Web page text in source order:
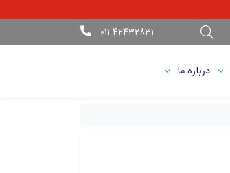
42432831 011
درباره ما